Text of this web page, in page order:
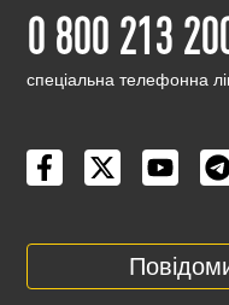
0 800 213
cпеціальна телефонна